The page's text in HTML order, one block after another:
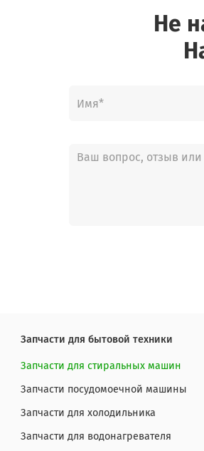
Не
Запчасти для бытовой техники
Запчасти для стиральных машин
Запчасти посудомоечной машины
Запчасти для холодильника
Запчасти для водонагревателя